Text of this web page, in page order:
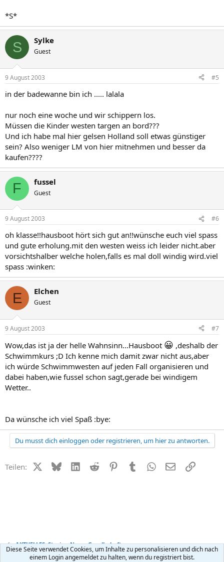
*S*
S Sylke
Guest
9 August 2003 #5
in der badewanne bin ich ..... lalala
nur noch eine woche und wir schippern los.
Müssen die Kinder westen targen an bord???
Und ich habe mal hier gelsen Holland soll etwas günstiger
sein? Also weniger LM von hier mitnehmen und besser da
kaufen????
F fussel
Guest
9 August 2003 #6
oh klasse!!hausboot hört sich gut an!!wünsche euch viel spass
und gute erholung.mit den westen weiss ich leider nicht.aber
vorsichtshalber welche holen,falls es mal doll windig wird.viel
spass :winken:
E Elchen
Guest
9 August 2003 #7
Wow,das ist ja der helle Wahnsinn...Hausboot 😀 ,deshalb der
Schwimmkurs ;D Ich kenne mich damit zwar nicht aus,aber
ich würde Schwimmwesten auf jeden Fall organisieren und
dabei haben,wie fussel schon sagt,gerade bei windigem
Wetter..
Da wünsche ich viel Spaß :bye:
Du musst dich einloggen oder registrieren, um hier zu antworten.
Teilen: X (Twitter)
BlueskyLinkedIn
Reddit PinterestTumblr WhatsApp
E-MailLink
AKTUELLES: Stories, News, Gesellschaft
Diese Seite verwendet Cookies, um Inhalte zu personalisieren und dich nach
einem Login angemeldet zu halten, wenn du registriert bist.